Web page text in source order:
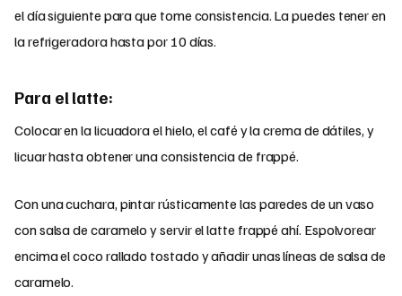
el día siguiente para que tome consistencia. La puedes tener en
la refrigeradora hasta por 10 días.
Para el latte:
Colocar en la licuadora el hielo, el café y la crema de dátiles, y
licuar hasta obtener una consistencia de frappé.
Con una cuchara, pintar rústicamente las paredes de un vaso
con salsa de caramelo y servir el latte frappé ahí. Espolvorear
encima el coco rallado tostado y añadir unas líneas de salsa de
caramelo.